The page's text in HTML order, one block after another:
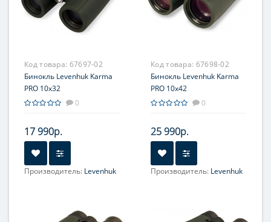
Код товара: 67697-02
Бинокль Levenhuk Karma
PRO 10x32
0
17 990р.
Производитель: Levenhuk
Центральная
Код товара: 67698-02
Бинокль Levenhuk Karma
PRO 10x42
0
25 990р.
Производитель: Levenhuk
Центральная